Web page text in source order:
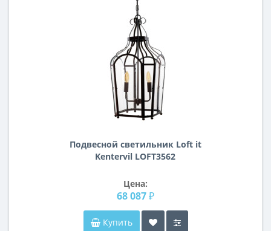
Подвесной светильник Loft it
Kentervil LOFT3562
Цена:
68 087 ₽
Купить